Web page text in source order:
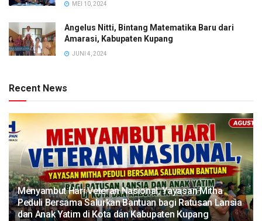
MEI 10, 2024
Angelus Nitti, Bintang Matematika Baru dari
Amarasi, Kabupaten Kupang
JUNI 4, 2024
Recent News
​Menyambut Hari Veteran Nasional, Yayasan Mitha
Peduli Bersama Salurkan Bantuan bagi Ratusan Lansia
dan Anak Yatim di Kota dan Kabupaten Kupang